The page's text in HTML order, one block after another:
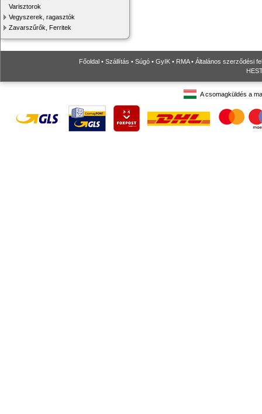
Varisztorok
Vegyszerek, ragasztók
Zavarszűrők, Ferritek
Főoldal • Szállítás • Súgó • GyIK • RMA• Általános szerződési
A csomagküldés a